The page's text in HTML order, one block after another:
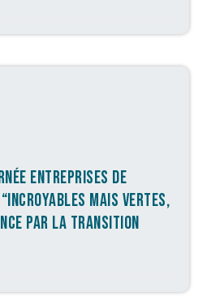
ENTREPRISES DE
MAIS VERTES,
PAR LA TRANSITION